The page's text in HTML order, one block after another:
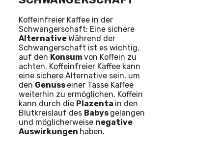
Koffeinfreier Kaffee in der
Schwangerschaft: Eine sichere
AlternativeWährend der
Schwangerschaft ist es wichtig,
auf den Konsum von Koffein zu
achten. Koffeinfreier Kaffee kann
eine sichere Alternative sein, um
den Genuss einer Tasse Kaffee
weiterhin zu ermöglichen. Koffein
kann durch die Plazenta in den
Blutkreislauf des Babys gelangen
und möglicherweise negative
Auswirkungen haben.